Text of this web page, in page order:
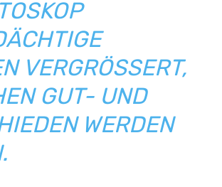
W
H
WO
UND BÖ
WERDEN KA